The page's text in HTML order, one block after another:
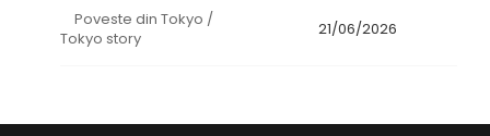
Poveste din Tokyo /
Tokyo story
21/06/2026